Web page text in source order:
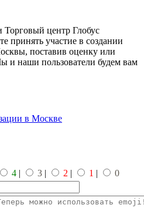
центр Глобус
принять участие в создании
поставив оценку или
и наши пользователи будем вам
в Москве
4 | 3 | 2 | 1 |
0